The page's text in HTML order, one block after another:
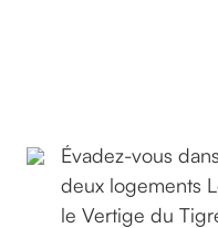
Évadez-vous
deux logements
le Vertige du